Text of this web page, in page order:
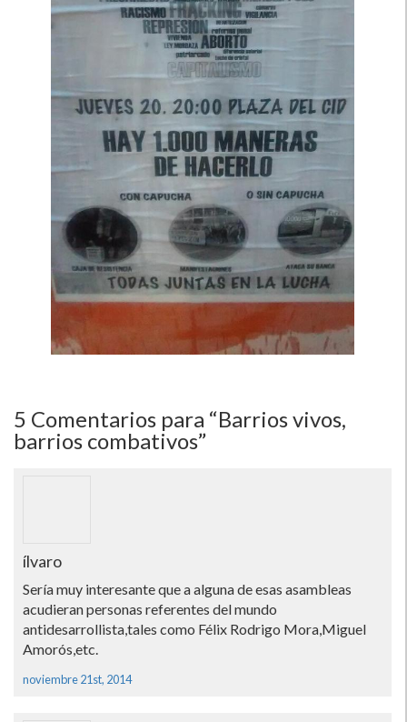
5 Comentarios para “Barrios vivos,
barrios combativos”
ílvaro
Serí­a muy interesante que a alguna de esas asambleas
acudieran personas referentes del mundo
antidesarrollista,tales como Félix Rodrigo Mora,Miguel
Amorós,etc.
noviembre 21st, 2014